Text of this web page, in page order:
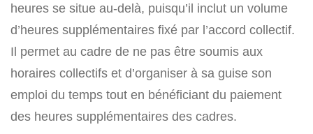
heures se situe au-delà, puisqu’il inclut un volume
d’heures supplémentaires fixé par l’accord collectif.
Il permet au cadre de ne pas être soumis aux
horaires collectifs et d’organiser à sa guise son
emploi du temps tout en bénéficiant du paiement
des heures supplémentaires des cadres.